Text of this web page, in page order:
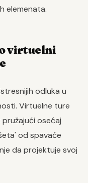
elemenata.
virtuelni
odluka u
Virtuelne ture
osećaj
od spavaće
da projektuje svoj